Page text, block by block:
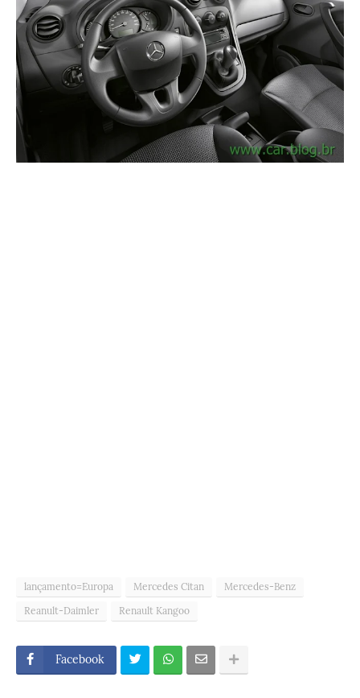
lançamento=Europa Mercedes Citan
Mercedes-Benz
Reanult-Daimler
Renault Kangoo
Facebook